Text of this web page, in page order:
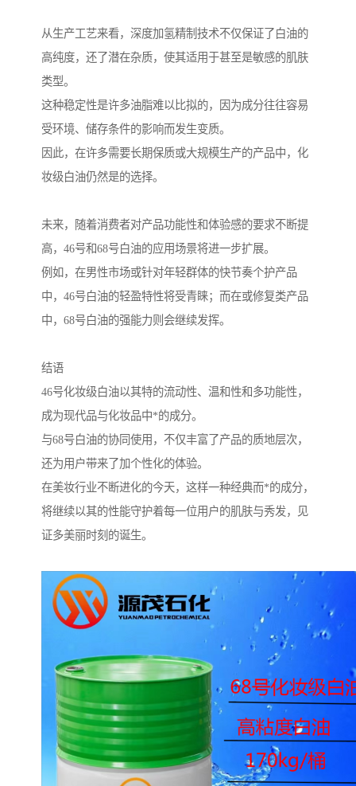
从生产工艺来看，深度加氢精制技术不仅保证了白油的
高纯度，还了潜在杂质，使其适用于甚至是敏感的肌肤
类型。
这种稳定性是许多油脂难以比拟的，因为成分往往容易
受环境、储存条件的影响而发生变质。
因此，在许多需要长期保质或大规模生产的产品中，化
妆级白油仍然是的选择。
未来，随着消费者对产品功能性和体验感的要求不断提
高，46号和68号白油的应用场景将进一步扩展。
例如，在男性市场或针对年轻群体的快节奏个护产品
中，46号白油的轻盈特性将受青睐；而在或修复类产品
中，68号白油的强能力则会继续发挥。
结语
46号化妆级白油以其特的流动性、温和性和多功能性，
成为现代品与化妆品中*的成分。
与68号白油的协同使用，不仅丰富了产品的质地层次，
还为用户带来了加个性化的体验。
在美妆行业不断进化的今天，这样一种经典而*的成分，
将继续以其的性能守护着每一位用户的肌肤与秀发，见
证多美丽时刻的诞生。